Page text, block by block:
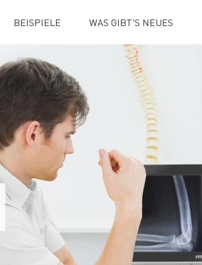
BEISPIELE WAS GIBT'S NEUES